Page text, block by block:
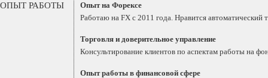
ОПЫТ РАБОТЫ
Опыт на Форексе
Работаю на FX с 2011 года. Нравится автоматический
Торговля и доверительное управление
Консультирование клиентов по аспектам работы на
Опыт работы в финансовой сфере